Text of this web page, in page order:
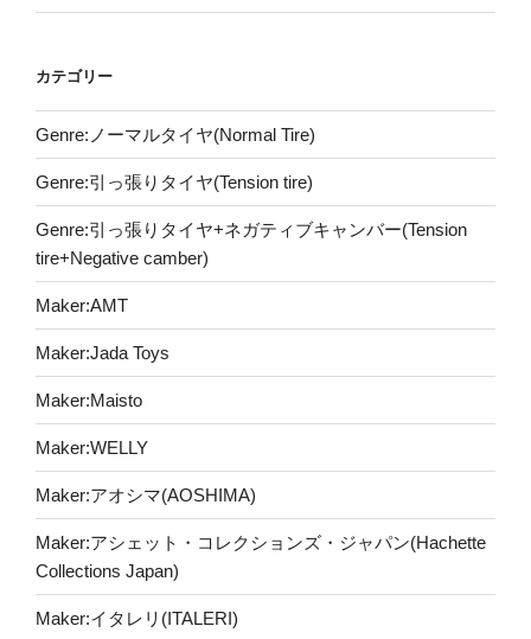
カテゴリー
Genre:ノーマルタイヤ(Normal Tire)
Genre:引っ張りタイヤ(Tension tire)
Genre:引っ張りタイヤ+ネガティブキャンバー(Tension
tire+Negative camber)
Maker:AMT
Maker:Jada Toys
Maker:Maisto
Maker:WELLY
Maker:アオシマ(AOSHIMA)
Maker:アシェット・コレクションズ・ジャパン(Hachette
Collections Japan)
Maker:イタレリ(ITALERI)